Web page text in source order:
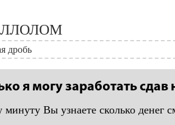
дробь
я могу заработать
минуту Вы узнаете сколько денег